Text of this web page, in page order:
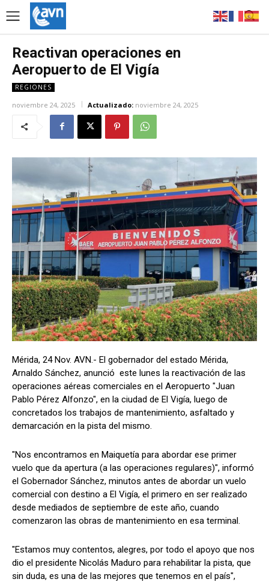
Reactivan operaciones en
Aeropuerto de El Vigía
REGIONES
noviembre 24, 2025 Actualizado: noviembre 24, 2025
Mérida, 24 Nov. AVN.- El gobernador del estado Mérida,
Arnaldo Sánchez, anunció este lunes la reactivación de las
operaciones aéreas comerciales en el Aeropuerto "Juan
Pablo Pérez Alfonzo", en la ciudad de El Vigía, luego de
concretados los trabajos de mantenimiento, asfaltado y
demarcación en la pista del mismo.
"Nos encontramos en Maiquetía para abordar ese primer
vuelo que da apertura (a las operaciones regulares)", informó
el Gobernador Sánchez, minutos antes de abordar un vuelo
comercial con destino a El Vigía, el primero en ser realizado
desde mediados de septiembre de este año, cuando
comenzaron las obras de mantenimiento en esa terminal.
"Estamos muy contentos, alegres, por todo el apoyo que nos
dio el presidente Nicolás Maduro para rehabilitar la pista, que
sin duda, es una de las mejores que tenemos en el país",